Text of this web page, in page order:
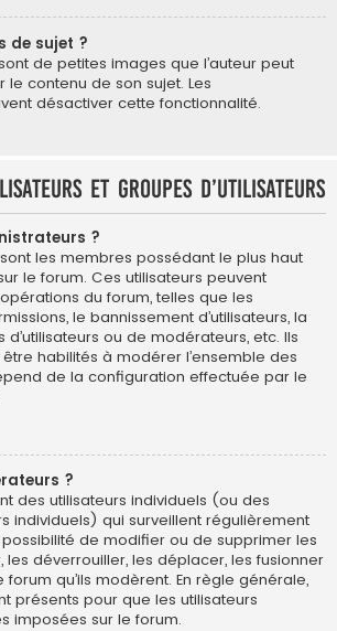
de sujet ?
de petites images que l’auteur peut
le contenu de son sujet. Les
désactiver cette fonctionnalité.
et groupes d’utilisateurs
?
les membres possédant le plus haut
le forum. Ces utilisateurs peuvent
du forum, telles que les
le bannissement d’utilisateurs, la
ou de modérateurs, etc. Ils
habilités à modérer l’ensemble des
de la configuration effectuée par le
?
des utilisateurs individuels (ou des
individuels) qui surveillent régulièrement
de modifier ou de supprimer les
les déverrouiller, les déplacer, les fusionner
qu’ils modèrent. En règle générale,
présents pour que les utilisateurs
imposées sur le forum.